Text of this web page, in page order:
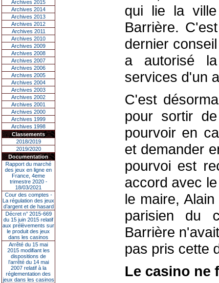
Archives 2015
Archives 2014
Archives 2013
Archives 2012
Archives 2011
Archives 2010
Archives 2009
Archives 2008
Archives 2007
Archives 2006
Archives 2005
Archives 2004
Archives 2003
Archives 2002
Archives 2001
Archives 2000
Archives 1999
Archives 1998
Classements
2018/2019
2019/2020
Documentation
Rapport du marché
des jeux en ligne en
France, 4eme
trimestre 2020 -
18/03/2021
Cour des comptes -
La régulation des jeux
d’argent et de hasard
Décret n° 2015-669
du 15 juin 2015 relatif
aux prélèvements sur
le produit des jeux
dans les casinos
Arrêté du 15 mai
2015 modifiant les
dispositions de
l’arrêté du 14 mai
2007 relatif à la
réglementation des
jeux dans les casinos
qui lie la
Barrière.
dernier
a autorisé
services d'un
C'est
pour sortir
pourvoir en
et demander
pourvoi est
accord avec
le maire,
parisien du
Barrière
pas pris cette
Le casino ne